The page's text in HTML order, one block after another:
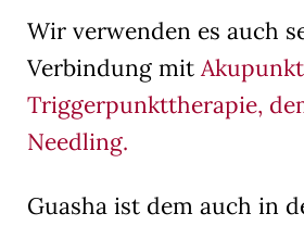
Wir verwenden es auch
Verbindung mit
Triggerpunkttherapie,
Needling.
Guasha ist dem auch in